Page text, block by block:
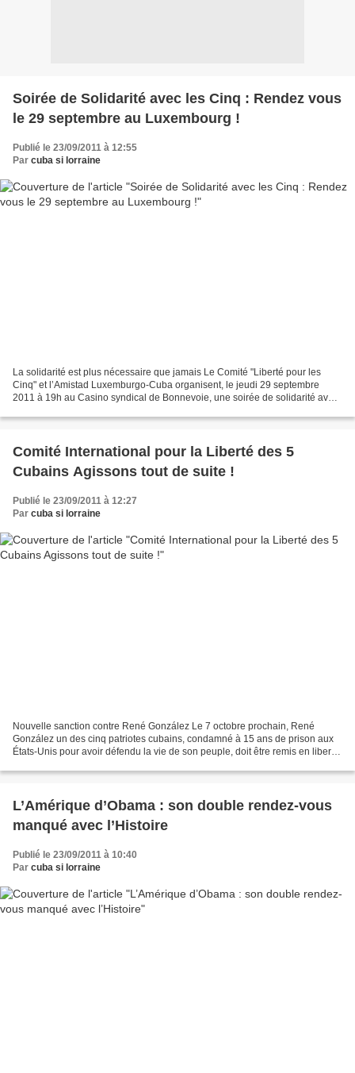
Soirée de Solidarité avec les Cinq : Rendez vous
le 29 septembre au Luxembourg !
Publié le 23/09/2011 à 12:55
Par cuba si lorraine
La solidarité est plus nécessaire que jamais Le Comité "Liberté pour les
Cinq" et l’Amistad Luxemburgo-Cuba organisent, le jeudi 29 septembre
2011 à 19h au Casino syndical de Bonnevoie, une soirée de solidarité avec
Comité International pour la Liberté des 5
Cubains Agissons tout de suite !
Publié le 23/09/2011 à 12:27
Par cuba si lorraine
Nouvelle sanction contre René González Le 7 octobre prochain, René
González un des cinq patriotes cubains, condamné à 15 ans de prison aux
États-Unis pour avoir défendu la vie de son peuple, doit être remis en liberté
L’Amérique d’Obama : son double rendez-vous
manqué avec l’Histoire
Publié le 23/09/2011 à 10:40
Par cuba si lorraine